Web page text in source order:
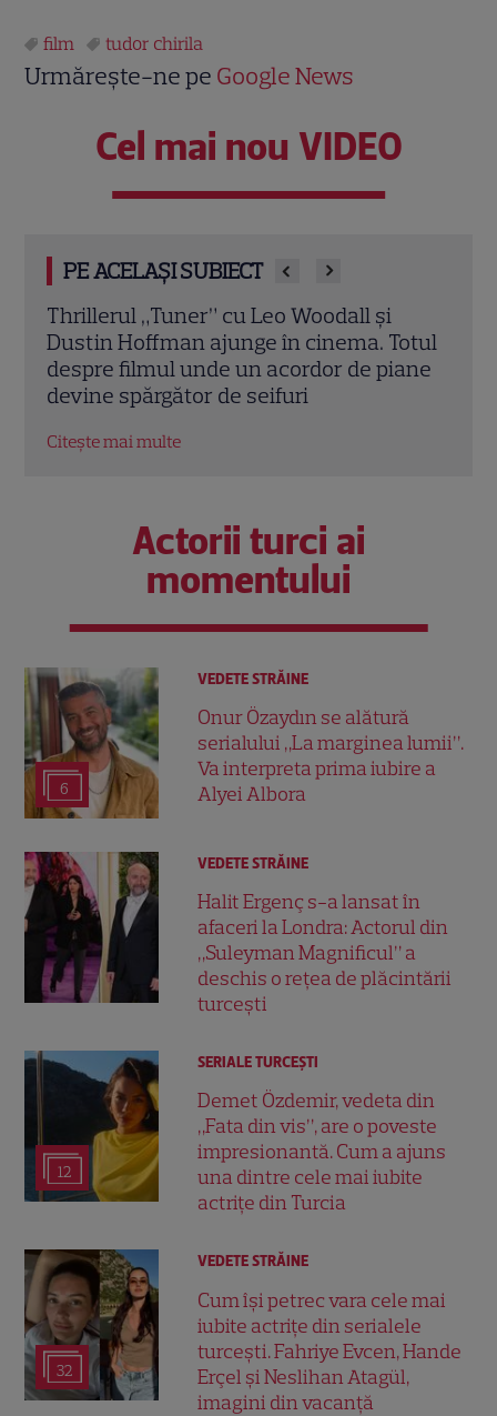
film tudor chirila
Urmărește-ne pe Google News
Cel mai nou VIDEO
PE ACELAȘI SUBIECT
„Misiune la limită” de Guy Ritchie: Totul
despre filmul cu Henry Cavill și Jake
Gyllenhaal
Citește mai multe
Actorii turci ai
momentului
6
VEDETE STRĂINE
Onur Özaydın se alătură
serialului „La marginea lumii”.
Va interpreta prima iubire a
Alyei Albora
VEDETE STRĂINE
Halit Ergenç s-a lansat în
afaceri la Londra: Actorul din
„Suleyman Magnificul” a
deschis o rețea de plăcintării
turcești
12
SERIALE TURCEŞTI
Demet Özdemir, vedeta din
„Fata din vis”, are o poveste
impresionantă. Cum a ajuns
una dintre cele mai iubite
actrițe din Turcia
32
VEDETE STRĂINE
Cum își petrec vara cele mai
iubite actrițe din serialele
turcești. Fahriye Evcen, Hande
Erçel și Neslihan Atagül,
imagini din vacanță